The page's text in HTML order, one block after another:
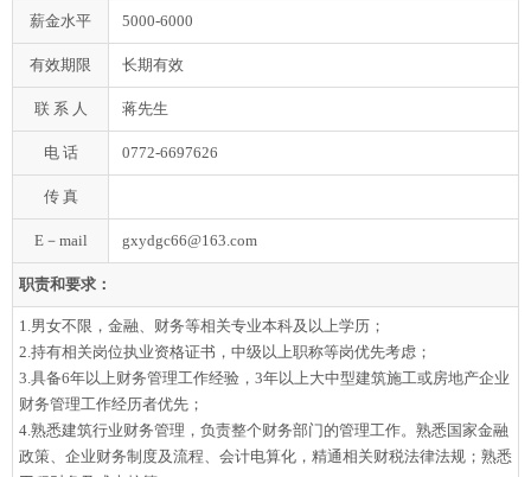
薪金水平 5000-6000
有效期限 长期有效
联 系 人 蒋先生
电 话 0772-6697626
传 真
E－mail gxydgc66@163.com
职责和要求：
1.男女不限，金融、财务等相关专业本科及以上学历；
2.持有相关岗位执业资格证书，中级以上职称等岗优先考虑；
3.具备6年以上财务管理工作经验，3年以上大中型建筑施工或房地产企业
财务管理工作经历者优先；
4.熟悉建筑行业财务管理，负责整个财务部门的管理工作。熟悉国家金融
政策、企业财务制度及流程、会计电算化，精通相关财税法律法规；熟悉